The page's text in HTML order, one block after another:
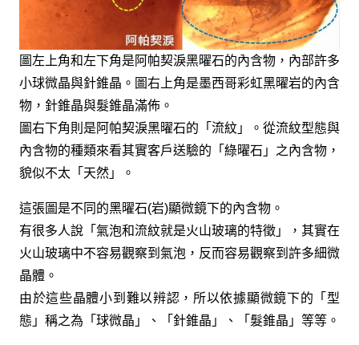
圖左上角和左下角是阿帕契淚黑曜石的內含物，內部許多
小球微晶與針錐晶。圖右上角是墨西哥彩虹黑曜岩的內含
物，針錐晶與髮錐晶滿佈。
圖右下角則是阿帕契淚黑曜石的「流紋」。從流紋型態與
內含物的種類來看其實客戶送驗的「綠曜石」之內含物，
貌似不太「天然」。
這張圖是不同的黑曜石(岩)顯微鏡下的內含物。
有很多人說「氣泡和流紋就是火山玻璃的特徵」，其實在
火山玻璃中不容易觀察到氣泡，反而容易觀察到許多細微
晶體。
由於這些晶體小到難以辨認，所以依據顯微鏡下的「型
態」稱之為「球微晶」、「針錐晶」、「髮錐晶」等等。